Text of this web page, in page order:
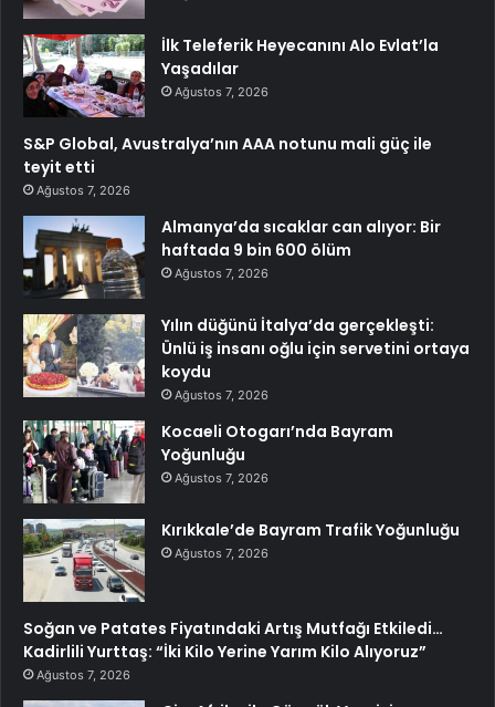
İlk Teleferik Heyecanını Alo Evlat’la
Yaşadılar
Ağustos 7, 2026
S&P Global, Avustralya’nın AAA notunu mali güç ile
teyit etti
Ağustos 7, 2026
Almanya’da sıcaklar can alıyor: Bir
haftada 9 bin 600 ölüm
Ağustos 7, 2026
Yılın düğünü İtalya’da gerçekleşti:
Ünlü iş insanı oğlu için servetini ortaya
koydu
Ağustos 7, 2026
Kocaeli Otogarı’nda Bayram
Yoğunluğu
Ağustos 7, 2026
Kırıkkale’de Bayram Trafik Yoğunluğu
Ağustos 7, 2026
Soğan ve Patates Fiyatındaki Artış Mutfağı Etkiledi…
Kadirlili Yurttaş: “İki Kilo Yerine Yarım Kilo Alıyoruz”
Ağustos 7, 2026